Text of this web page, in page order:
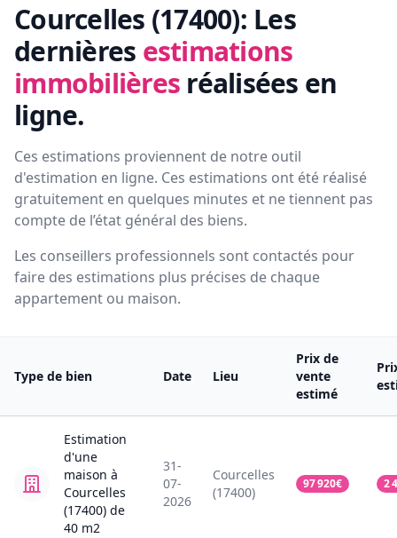
Courcelles (17400): Les
dernières estimations
immobilières réalisées en
ligne.
Ces estimations proviennent de notre outil
d'estimation en ligne. Ces estimations ont été réalisé
gratuitement en quelques minutes et ne tiennent pas
compte de l’état général des biens.
Les conseillers professionnels sont contactés pour
faire des estimations plus précises de chaque
appartement ou maison.
Type de bien Date Lieu
Prix de
vente
estimé
Estimation
d'une
maison à
Courcelles
(17400) de
40 m2
31-
07-
2026
Courcelles
(17400)
97 920€ 2